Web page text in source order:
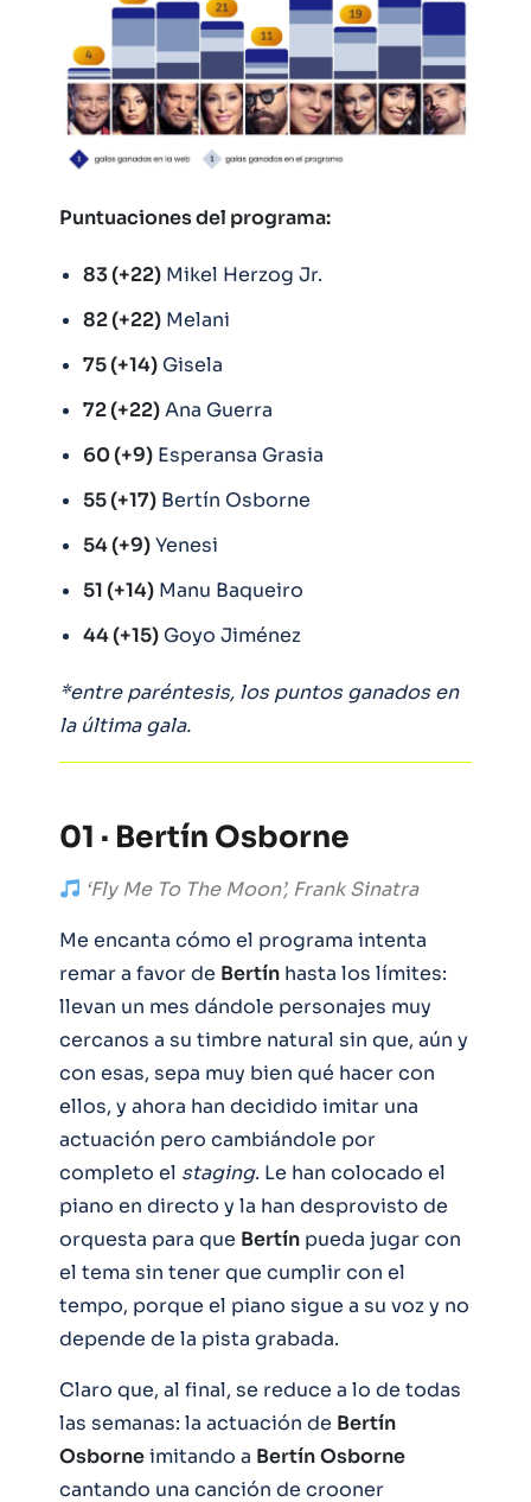
Puntuaciones del programa:
83 (+22) Mikel Herzog Jr.
82 (+22) Melani
75 (+14) Gisela
72 (+22)Ana Guerra
60 (+9) Esperansa Grasia
55 (+17) Bertín Osborne
54 (+9)Yenesi
51 (+14) Manu Baqueiro
44 (+15) Goyo Jiménez
*entre paréntesis, los puntos ganados en
la última gala.
01 · Bertín Osborne
‘Fly Me To The Moon’, Frank Sinatra
Me encanta cómo el programa intenta
remar a favor de Bertín hasta los límites:
llevan un mes dándole personajes muy
cercanos a su timbre natural sin que, aún y
con esas, sepa muy bien qué hacer con
ellos, y ahora han decidido imitar una
actuación pero cambiándole por
completo el staging. Le han colocado el
piano en directo y la han desprovisto de
orquesta para que Bertín pueda jugar con
el tema sin tener que cumplir con el
tempo, porque el piano sigue a su voz y no
depende de la pista grabada.
Claro que, al final, se reduce a lo de todas
las semanas: la actuación de Bertín
Osborneimitando a BertínOsborne
cantando una canción de crooner